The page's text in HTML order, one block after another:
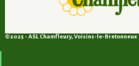
©2025 - ASL Chamfleury, Voisins-le-Bretonneux